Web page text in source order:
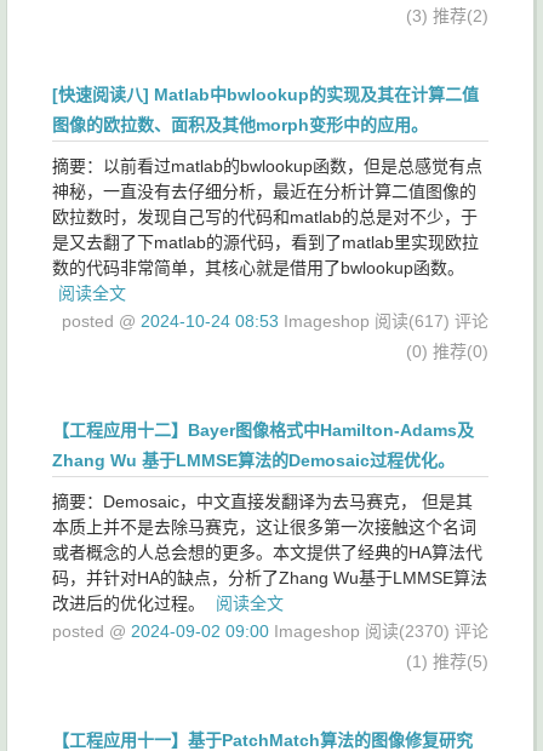
(3) 推荐(2)
[快速阅读八] Matlab中bwlookup的实现及其在计算二值
图像的欧拉数、面积及其他morph变形中的应用。
摘要：以前看过matlab的bwlookup函数，但是总感觉有点
神秘，一直没有去仔细分析，最近在分析计算二值图像的
欧拉数时，发现自己写的代码和matlab的总是对不少，于
是又去翻了下matlab的源代码，看到了matlab里实现欧拉
数的代码非常简单，其核心就是借用了bwlookup函数。
阅读全文
posted @ 2024-10-24 08:53 Imageshop 阅读(617) 评论
(0) 推荐(0)
【工程应用十二】Bayer图像格式中Hamilton-Adams及
Zhang Wu 基于LMMSE算法的Demosaic过程优化。
摘要：Demosaic，中文直接发翻译为去马赛克， 但是其
本质上并不是去除马赛克，这让很多第一次接触这个名词
或者概念的人总会想的更多。本文提供了经典的HA算法代
码，并针对HA的缺点，分析了Zhang Wu基于LMMSE算法
改进后的优化过程。
阅读全文
posted @ 2024-09-02 09:00 Imageshop 阅读(2370) 评论
(1) 推荐(5)
【工程应用十一】基于PatchMatch算法的图像修复研究